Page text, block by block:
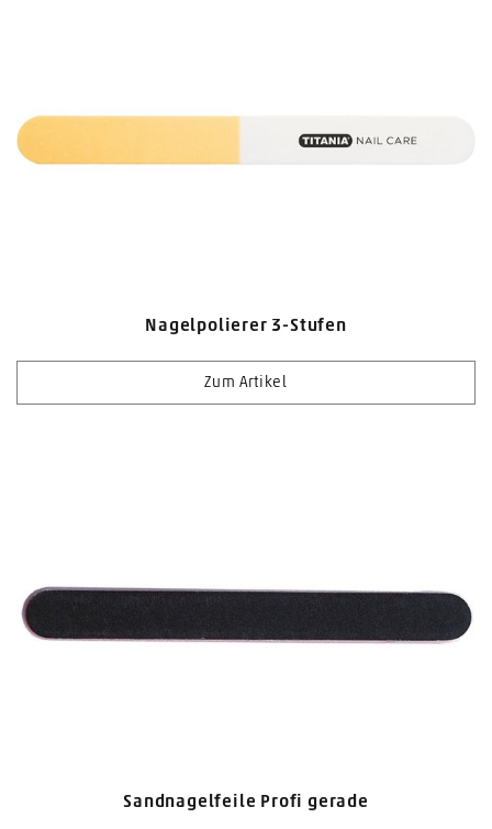
Nagelpolierer 3-Stufen
Zum Artikel
Sandnagelfeile Profi gerade